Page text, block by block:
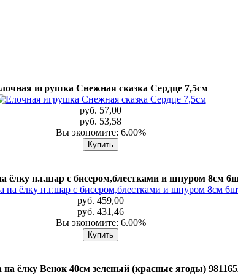
игрушка Снежная сказка Сердце 7,5см
руб. 57,00
руб. 53,58
Вы экономите: 6.00%
ёлку н.г.шар с бисером,блестками и шнуром 8см
руб. 459,00
руб. 431,46
Вы экономите: 6.00%
ёлку Венок 40см зеленый (красные ягоды)